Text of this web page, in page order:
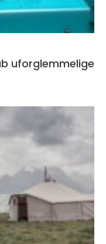
uforglemmelige